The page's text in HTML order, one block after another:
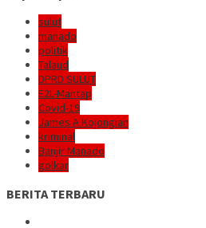
sulut
manado
politik
Talaud
DPRD SULUT
E2L-Mantap
Covid-19
James A Kojongian
kriminal
Banjir Manado
golkar
BERITA TERBARU